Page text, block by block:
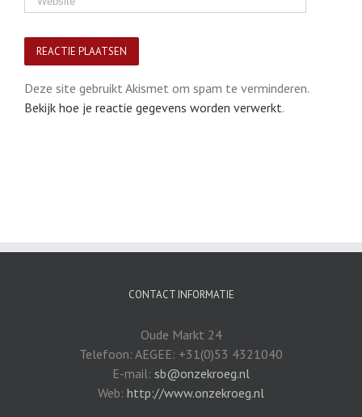
Deze site gebruikt Akismet om spam te verminderen.
Bekijk hoe je reactie gegevens worden verwerkt.
CONTACT INFORMATIE
Oude Markt 24
Telefoon: AEGEE: +31(0)53 4321040
E-mail: sb@onzekroeg.nl
Web: http://www.onzekroeg.nl